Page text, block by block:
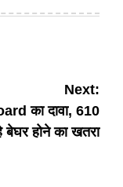
Next:
का दावा, 610
बेघर होने का खतरा